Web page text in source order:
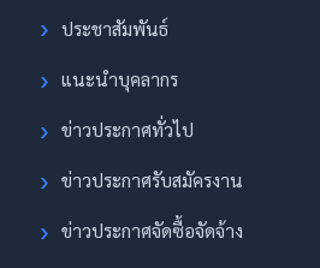
ประชาสัมพันธ์
แนะนำบุคลากร
ข่าวประกาศทั่วไป
ข่าวประกาศรับสมัครงาน
ข่าวประกาศจัดซื้อจัดจ้าง